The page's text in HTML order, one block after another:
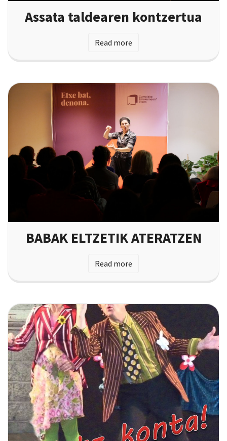
BABAK ELTZETIK ATERATZEN
Read more
Assata taldearen kontzertua
Read more